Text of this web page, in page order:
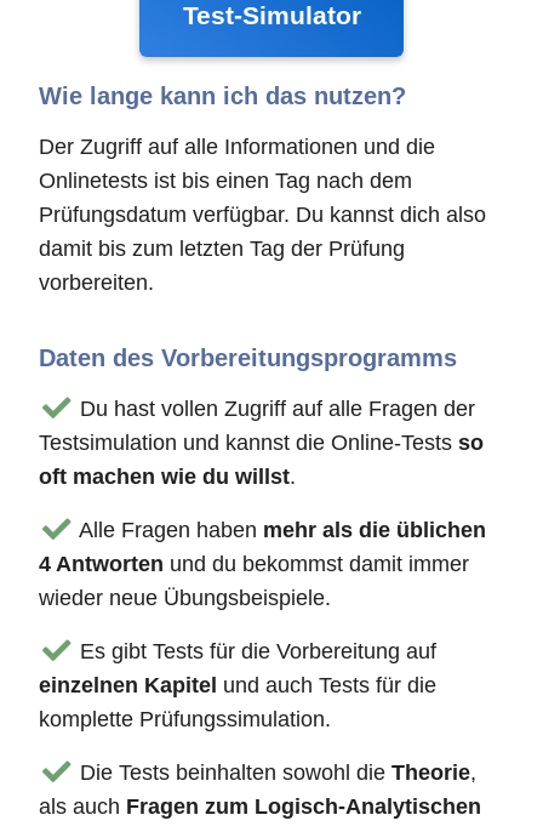
Test-Simulator
Wie lange kann ich das nutzen?
Der Zugriff auf alle Informationen und die
Onlinetests ist bis einen Tag nach dem
Prüfungsdatum verfügbar. Du kannst dich also
damit bis zum letzten Tag der Prüfung
vorbereiten.
Daten des Vorbereitungsprogramms
Du hast vollen Zugriff auf alle Fragen der
Testsimulation und kannst die Online-Tests so
oft machen wie du willst.
Alle Fragen haben mehr als die üblichen
4 Antworten und du bekommst damit immer
wieder neue Übungsbeispiele.
Es gibt Tests für die Vorbereitung auf
einzelnen Kapitel und auch Tests für die
komplette Prüfungssimulation.
Die Tests beinhalten sowohl dieTheorie,
als auch Fragen zum Logisch-Analytischen